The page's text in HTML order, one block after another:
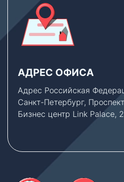
АДРЕС ОФИСА
Адрес Российская
Санкт-Петербург,
Бизнес центр Link Palace,